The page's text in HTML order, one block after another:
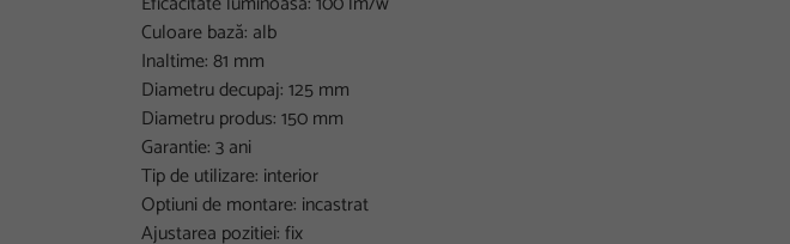
Culoare bază: alb
Inaltime: 81 mm
Diametru decupaj: 125 mm
Diametru produs: 150 mm
Garantie: 3 ani
Tip de utilizare: interior
Optiuni de montare: incastrat
Ajustarea pozitiei: fix